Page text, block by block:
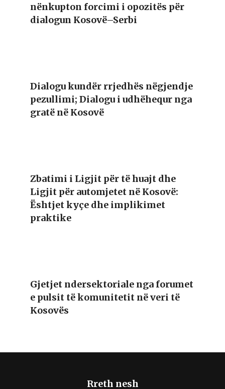
nënkupton forcimi i opozitës për
dialogun Kosovë–Serbi
Dialogu kundër rrjedhës nëgjendje
pezullimi; Dialogu i udhëhequr nga
gratë në Kosovë
Zbatimi i Ligjit për të huajt dhe
Ligjit për automjetet në Kosovë:
Ështjet kyçe dhe implikimet
praktike
Gjetjet ndersektoriale nga forumet
e pulsit të komunitetit në veri të
Kosovës
Rreth nesh